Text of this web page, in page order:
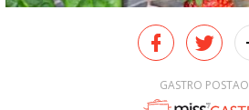
GASTRO POSTAO